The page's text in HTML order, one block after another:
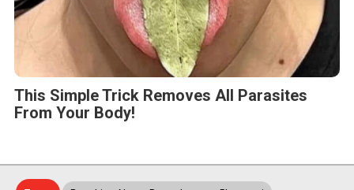
This Simple Trick Removes All Parasites